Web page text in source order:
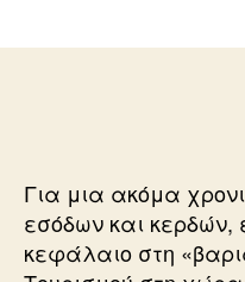
Για μια ακόμα
εσόδων και κερδών,
κεφάλαιο στη